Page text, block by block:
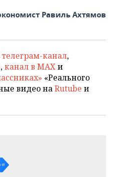
Равиль Ахтямов
телеграм-канал,
,канал в MAXи
«Реального
видео наRutube и